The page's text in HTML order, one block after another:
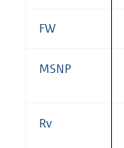
FW
MSNP
Rv